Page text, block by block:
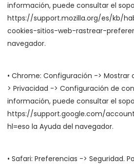
información, puede consultar el
https://support.mozilla.org/es/kb/
cookies-sitios-web-rastrear-
navegador.
• Chrome: Configuración -> Mostrar
> Privacidad -> Configuración de
información, puede consultar el
https://support.google.com/
hl=eso la Ayuda del navegador.
• Safari: Preferencias -> Seguridad.